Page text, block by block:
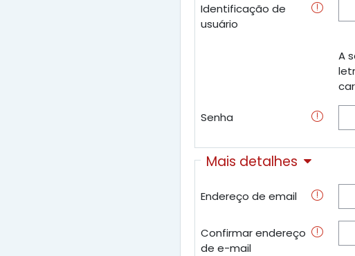
Identificação de
usuário
A
Senha
Mais detalhes
Endereço de email
Confirmar endereço
de e-mail